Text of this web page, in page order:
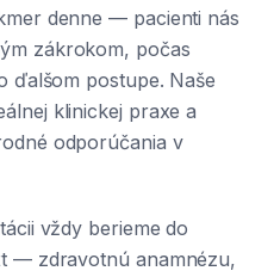
denne — pacienti nás
zákrokom, počas
ďalšom postupe. Naše
klinickej praxe a
odporúčania v
vždy berieme do
— zdravotnú anamnézu,